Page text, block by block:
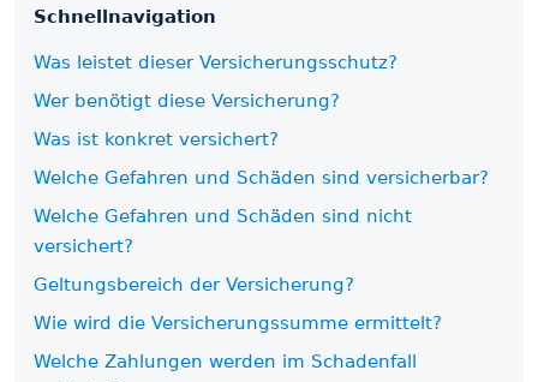
Schnell­navigation
Was leistet dieser Versicherungs­schutz?
Wer benötigt diese Versicherung?
Was ist konkret versichert?
Welche Gefahren und Schäden sind versicherbar?
Welche Gefahren und Schäden sind nicht
versichert?
Geltungsbereich der Versicherung?
Wie wird die Versicherungs­summe ermittelt?
Welche Zahlungen werden im Schadenfall